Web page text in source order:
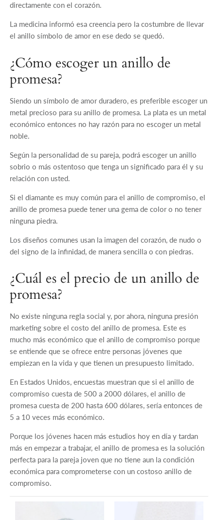
directamente con el corazón.
La medicina informó esa creencia pero la costumbre de llevar
el anillo símbolo de amor en ese dedo se quedó.
¿Cómo escoger un anillo de
promesa?
Siendo un símbolo de amor duradero, es preferible escoger un
metal precioso para su anillo de promesa. La plata es un metal
económico entonces no hay razón para no escoger un metal
noble.
Según la personalidad de su pareja, podrá escoger un anillo
sobrio o más ostentoso que tenga un significado para él y su
relación con usted.
Si el diamante es muy común para el anillo de compromiso, el
anillo de promesa puede tener una gema de color o no tener
ninguna piedra.
Los diseños comunes usan la imagen del corazón, de nudo o
del signo de la infinidad, de manera sencilla o con piedras.
¿Cuál es el precio de un anillo de
promesa?
No existe ninguna regla social y, por ahora, ninguna presión
marketing sobre el costo del anillo de promesa. Este es
mucho más económico que el anillo de compromiso porque
se entiende que se ofrece entre personas jóvenes que
empiezan en la vida y que tienen un presupuesto limitado.
En Estados Unidos, encuestas muestran que si el anillo de
compromiso cuesta de 500 a 2000 dólares, el anillo de
promesa cuesta de 200 hasta 600 dólares, sería entonces de
5 a 10 veces más económico.
Porque los jóvenes hacen más estudios hoy en día y tardan
más en empezar a trabajar, el anillo de promesa es la solución
perfecta para la pareja joven que no tiene aun la condición
económica para comprometerse con un costoso anillo de
compromiso.